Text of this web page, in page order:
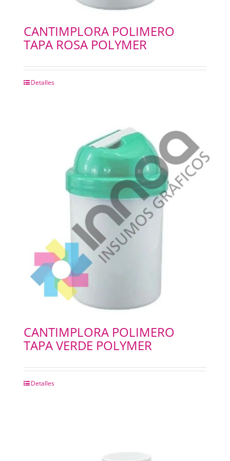
CANTIMPLORA POLIMERO
TAPA ROSA POLYMER
Detalles
CANTIMPLORA POLIMERO
TAPA VERDE POLYMER
Detalles